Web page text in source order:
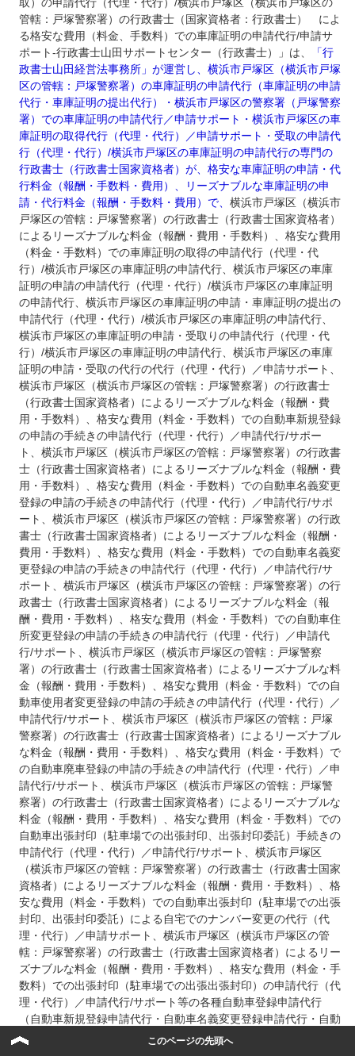
取）の申請代行（代理・代行）/横浜市戸塚区（横浜市戸塚区の
管轄：戸塚警察署）の行政書士（国家資格者：行政書士） によ
る格安な費用（料金、手数料）での車庫証明の申請代行/申請サ
ポート‐行政書士山田サポートセンター（行政書士）」は、
「行
政書士山田経営法事務所」が運営し、横浜市戸塚区（横浜市戸塚
区の管轄：戸塚警察署）の車庫証明の申請代行（車庫証明の申請
代行・車庫証明の提出代行）・横浜市戸塚区の警察署（戸塚警察
署）での車庫証明の申請代行／申請サポート・横浜市戸塚区の車
庫証明の取得代行（代理・代行）／申請サポート・受取の申請代
行（代理・代行）/横浜市戸塚区の車庫証明の申請代行の専門の
行政書士（行政書士国家資格者）が、格安な車庫証明の申請・代
行料金（報酬・手数料・費用）、リーズナブルな車庫証明の申
請・代行料金（報酬・手数料・費用）で、横浜市戸塚区（横浜市
戸塚区の管轄：戸塚警察署）の行政書士（行政書士国家資格者）
によるリーズナブルな料金（報酬・費用・手数料）、格安な費用
（料金・手数料）での車庫証明の取得の申請代行（代理・代
行）/横浜市戸塚区の車庫証明の申請代行、横浜市戸塚区の車庫
証明の申請の申請代行（代理・代行）/横浜市戸塚区の車庫証明
の申請代行、横浜市戸塚区の車庫証明の申請・車庫証明の提出の
申請代行（代理・代行）/横浜市戸塚区の車庫証明の申請代行、
横浜市戸塚区の車庫証明の申請・受取りの申請代行（代理・代
行）/横浜市戸塚区の車庫証明の申請代行、横浜市戸塚区の車庫
証明の申請・受取の代行の代行（代理・代行）／申請サポート、
横浜市戸塚区（横浜市戸塚区の管轄：戸塚警察署）の行政書士
（行政書士国家資格者）によるリーズナブルな料金（報酬・費
用・手数料）、格安な費用（料金・手数料）での自動車新規登録
の申請の手続きの申請代行（代理・代行）／申請代行/サポー
ト、横浜市戸塚区（横浜市戸塚区の管轄：戸塚警察署）の行政書
士（行政書士国家資格者）によるリーズナブルな料金（報酬・費
用・手数料）、格安な費用（料金・手数料）での自動車名義変更
登録の申請の手続きの申請代行（代理・代行）／申請代行/サポ
ート、横浜市戸塚区（横浜市戸塚区の管轄：戸塚警察署）の行政
書士（行政書士国家資格者）によるリーズナブルな料金（報酬・
費用・手数料）、格安な費用（料金・手数料）での自動車名義変
更登録の申請の手続きの申請代行（代理・代行）／申請代行/サ
ポート、横浜市戸塚区（横浜市戸塚区の管轄：戸塚警察署）の行
政書士（行政書士国家資格者）によるリーズナブルな料金（報
酬・費用・手数料）、格安な費用（料金・手数料）での自動車住
所変更登録の申請の手続きの申請代行（代理・代行）／申請代
行/サポート、横浜市戸塚区（横浜市戸塚区の管轄：戸塚警察
署）の行政書士（行政書士国家資格者）によるリーズナブルな料
金（報酬・費用・手数料）、格安な費用（料金・手数料）での自
動車使用者変更登録の申請の手続きの申請代行（代理・代行）／
申請代行/サポート、横浜市戸塚区（横浜市戸塚区の管轄：戸塚
警察署）の行政書士（行政書士国家資格者）によるリーズナブル
な料金（報酬・費用・手数料）、格安な費用（料金・手数料）で
の自動車廃車登録の申請の手続きの申請代行（代理・代行）／申
請代行/サポート、横浜市戸塚区（横浜市戸塚区の管轄：戸塚警
察署）の行政書士（行政書士国家資格者）によるリーズナブルな
料金（報酬・費用・手数料）、格安な費用（料金・手数料）での
自動車出張封印（駐車場での出張封印、出張封印委託）手続きの
申請代行（代理・代行）／申請代行/サポート、横浜市戸塚区
（横浜市戸塚区の管轄：戸塚警察署）の行政書士（行政書士国家
資格者）によるリーズナブルな料金（報酬・費用・手数料）、格
安な費用（料金・手数料）での自動車出張封印（駐車場での出張
封印、出張封印委託）による自宅でのナンバー変更の代行（代
理・代行）／申請サポート、横浜市戸塚区（横浜市戸塚区の管
轄：戸塚警察署）の行政書士（行政書士国家資格者）によるリー
ズナブルな料金（報酬・費用・手数料）、格安な費用（料金・手
数料）での出張封印（駐車場での出張出張封印）の申請代行（代
理・代行）／申請代行/サポート等の各種自動車登録申請代行
（自動車新規登録申請代行・自動車名義変更登録申請代行・自動
車移転登録申請代行、自動車住所変更登録申請代行、自動車抹消
このページの先頭へ